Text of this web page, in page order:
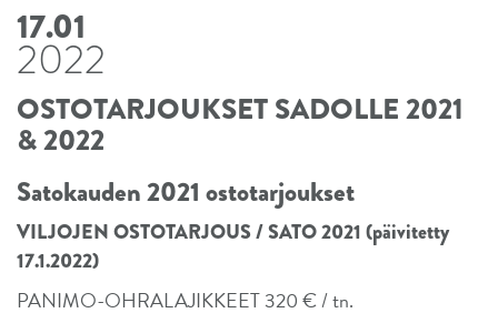
17.01
2022
OSTOTARJOUKSET SADOLLE 2021
& 2022
Satokauden 2021 ostotarjoukset
VILJOJEN OSTOTARJOUS / SATO 2021 (päivitetty
17.1.2022)
PANIMO-OHRALAJIKKEET 320 € / tn.